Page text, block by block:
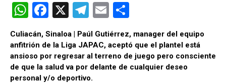
W
h
at
s
A
F
a
ce
b
o
X
T
el
e
gr
a
E
m
ail m
p
ar
Culiacán, Sinaloa | Paúl Gutiérrez, manager del equipo
anfitrión de la Liga JAPAC, aceptó que el plantel está
ansioso por regresar al terreno de juego pero consciente
de que la salud va por delante de cualquier deseo
personal y/o deportivo.